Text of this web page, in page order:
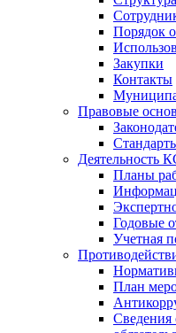
Порядок
Закупки
Контакты
Правовые
Деятельность
Планы
Годовые
Учетная
План
Сведения